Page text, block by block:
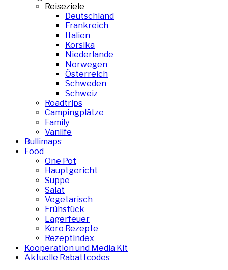
Reiseziele
Deutschland
Frankreich
Italien
Korsika
Niederlande
Norwegen
Österreich
Schweden
Schweiz
Roadtrips
Campingplätze
Family
Vanlife
Bullimaps
Food
One Pot
Hauptgericht
Suppe
Salat
Vegetarisch
Frühstück
Lagerfeuer
Koro Rezepte
Rezeptindex
Kooperation und Media Kit
Aktuelle Rabattcodes